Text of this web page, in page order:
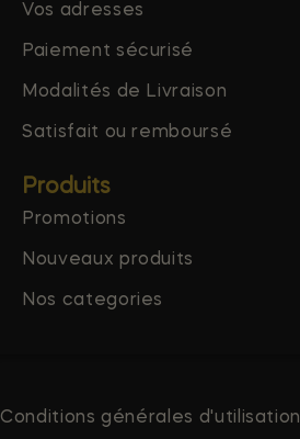
Vos adresses
Paiement sécurisé
Modalités de Livraison
Satisfait ou remboursé
Produits
Promotions
Nouveaux produits
Nos categories
Conditions générales d'utilisation